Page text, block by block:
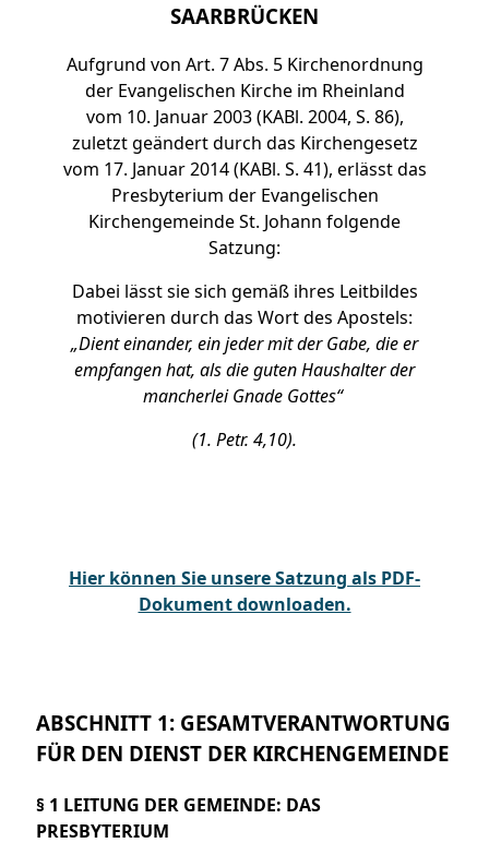
SAARBRÜCKEN
Aufgrund von Art. 7 Abs. 5 Kirchenordnung
der Evangelischen Kirche im Rheinland
vom 10. Januar 2003 (KABl. 2004, S. 86),
zuletzt geändert durch das Kirchengesetz
vom 17. Januar 2014 (KABl. S. 41), erlässt das
Presbyterium der Evangelischen
Kirchengemeinde St. Johann folgende
Satzung:
Dabei lässt sie sich gemäß ihres Leitbildes
motivieren durch das Wort des Apostels:
„Dient einander, ein jeder mit der Gabe, die er
empfangen hat, als die guten Haushalter der
mancherlei Gnade Gottes“
(1. Petr. 4,10).
Hier können Sie unsere Satzung als PDF-
Dokument downloaden.
ABSCHNITT 1: GESAMTVERANTWORTUNG
FÜR DEN DIENST DER KIRCHENGEMEINDE
§ 1 LEITUNG DER GEMEINDE: DAS
PRESBYTERIUM